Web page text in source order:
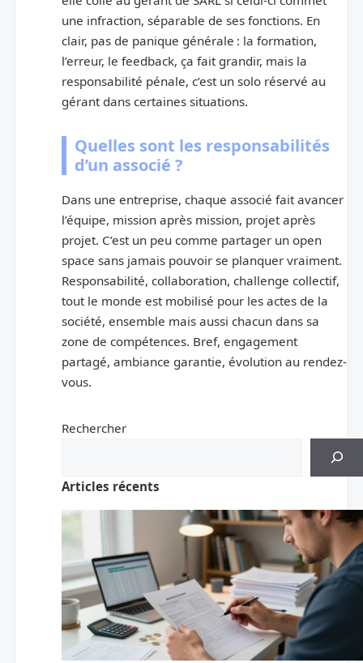
une infraction, séparable de ses fonctions. En
clair, pas de panique générale : la formation,
l’erreur, le feedback, ça fait grandir, mais la
responsabilité pénale, c’est un solo réservé au
gérant dans certaines situations.
Quelles sont les responsabilités
d’un associé ?
Dans une entreprise, chaque associé fait avancer
l’équipe, mission après mission, projet après
projet. C’est un peu comme partager un open
space sans jamais pouvoir se planquer vraiment.
Responsabilité, collaboration, challenge collectif,
tout le monde est mobilisé pour les actes de la
société, ensemble mais aussi chacun dans sa
zone de compétences. Bref, engagement
partagé, ambiance garantie, évolution au rendez-
vous.
Rechercher
Articles récents